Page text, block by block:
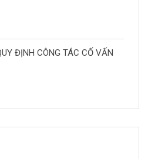
ĐỊNH CÔNG TÁC CỐ VẤN